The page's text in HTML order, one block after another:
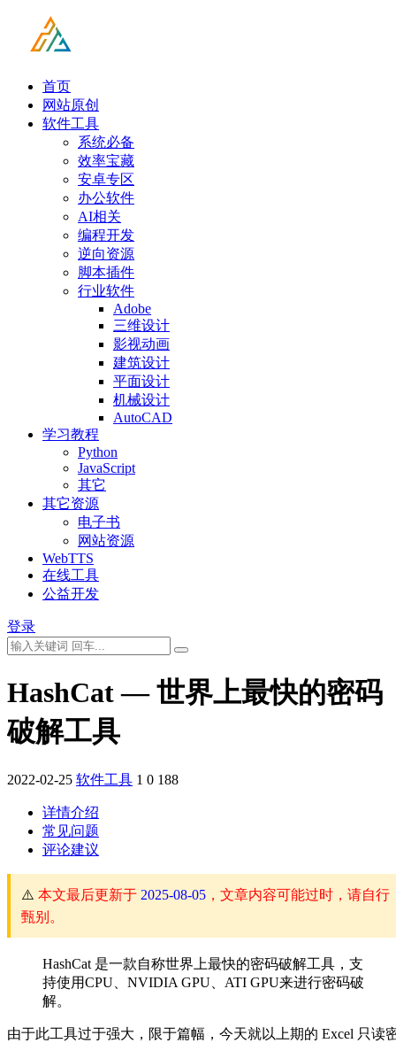
首页
网站原创
软件工具
系统必备
效率宝藏
安卓专区
办公软件
AI相关
编程开发
逆向资源
脚本插件
行业软件
Adobe
三维设计
影视动画
建筑设计
平面设计
机械设计
AutoCAD
学习教程
Python
JavaScript
其它
其它资源
电子书
网站资源
WebTTS
在线工具
公益开发
登录
HashCat — 世界上最快的密码
破解工具
2022-02-25 软件工具 1 0 188
详情介绍
常见问题
评论建议
⚠️ 本文最后更新于 2025-08-05 ，文章内容可能过时，请自行
甄别。
HashCat 是一款自称世界上最快的密码破解工具，支
持使用CPU、NVIDIA GPU、ATI GPU来进行密码破
解。
由于此工具过于强大，限于篇幅，今天就以上期的 Excel 只读